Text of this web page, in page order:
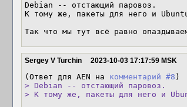
Debian -- отстающий паровоз.
К тому же, пакеты для него и
Так что мы тут всё равно
Sergey V Turchin 2023-10-03 17:17:59 MSK
(Ответ для AEN на комментарий #8
> Debian -- отстающий паровоз.
> К тому же, пакеты для него и